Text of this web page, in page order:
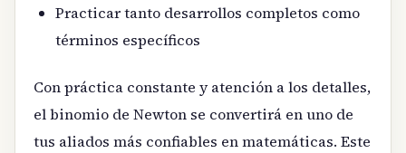
Practicar tanto desarrollos completos como
términos específicos
Con práctica constante y atención a los detalles,
el binomio de Newton se convertirá en uno de
tus aliados más confiables en matemáticas. Este